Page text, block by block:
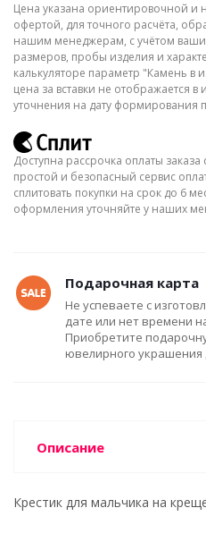
Цена указана ориентировочной и
офертой, для точного расчёта,
нашим менеджерам, с учётом
размеров, пробы изделия и
калькуляторе параметр "Камень в
цена за вставки не отображается в
уточнения на дату формирования
Доступна рассрочка оплаты
простой и безопасный сервис
сплитовать покупки на срок до 6
оформления уточняйте у наших
Подарочная карта
Не успеваете с
дате или нет времени
Приобретите
ювелирного украшения
Описание
Крестик для мальчика на